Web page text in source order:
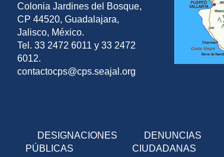
Colonia Jardines del Bosque,
CP 44520, Guadalajara,
Jalisco, México.
Tel. 33 2472 6011 y 33 2472
6012.
contactocps@cps.seajal.org
DESIGNACIONES
PÚBLICAS
DENUNCIAS
CIUDADANAS